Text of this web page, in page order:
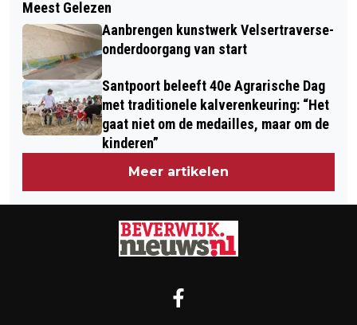
HAALT ALLES UIT DE KAST VOOR HET
MILIEU
TATA STEEL PUBLICEERT
DUURZAAMHEIDSVERSLAG 2022/2023
Meest Gelezen
Aanbrengen kunstwerk Velsertraverse-
onderdoorgang van start
Santpoort beleeft 40e Agrarische Dag
met traditionele kalverenkeuring: “Het
gaat niet om de medailles, maar om de
kinderen”
Meer artikelen